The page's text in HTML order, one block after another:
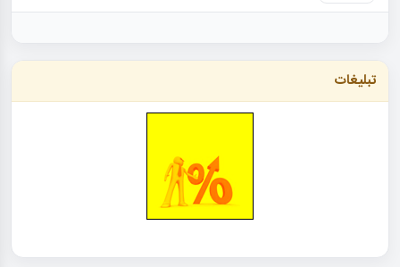
تبلیغات